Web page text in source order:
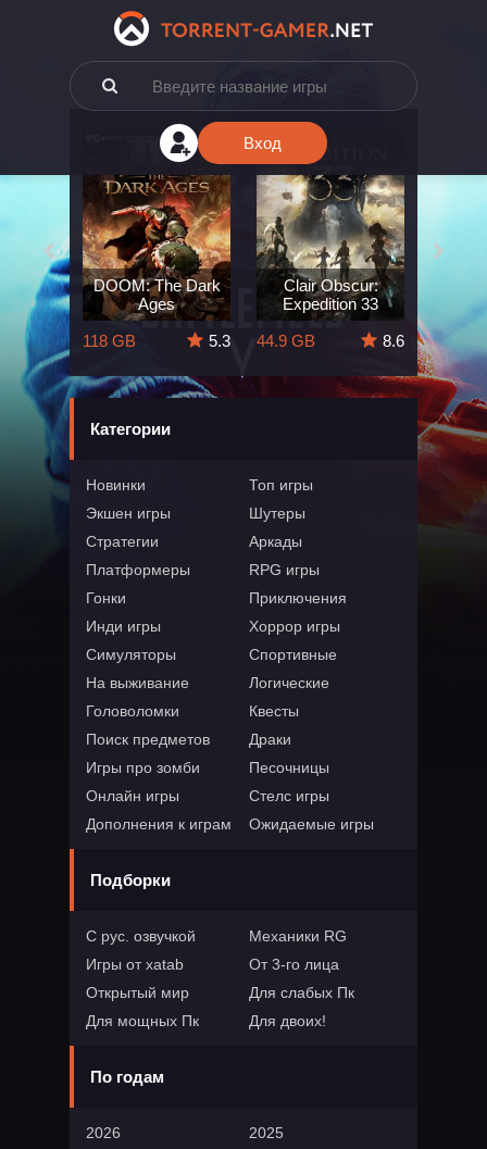
Вход
The
5.7
DOOM: The Dark
Ages
118 GB
5.3
Clair Obscur:
Expedition 33
44.9 GB
8.6
164 GB
Категории
Новинки
Топ игры
Экшен игры
Шутеры
Стратегии
Аркады
Платформеры
RPG игры
Гонки
Приключения
Инди игры
Хоррор игры
Симуляторы
Спортивные
На выживание
Логические
Головоломки
Квесты
Поиск предметов
Драки
Игры про зомби
Песочницы
Онлайн игры
Стелс игры
Дополнения к играм
Ожидаемые игры
Подборки
С рус. озвучкой
Механики RG
Игры от xatab
От 3-го лица
Открытый мир
Для слабых Пк
Для мощных Пк
Для двоих!
По годам
2026
2025